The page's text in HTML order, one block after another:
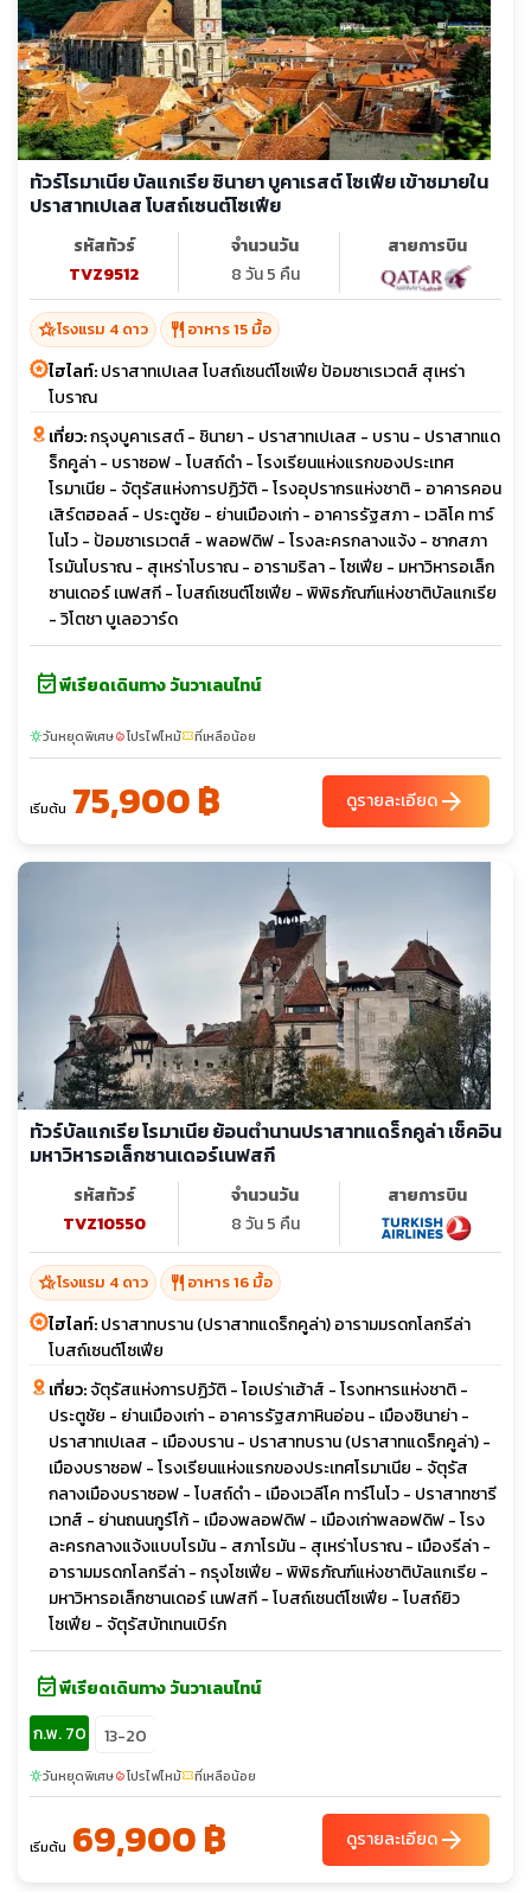
ทัวร์โรมาเนีย บัลแกเรีย ซินายา บูคาเรสต์ โซเฟีย เข้าชมายใน
ปราสาทเปเลส โบสถ์เซนต์โซเฟีย
รหัสทัวร์
TVZ9512
จำนวนวัน
8 วัน 5 คืน
สายการบิน
hotel_classโรงแรม 4 ดาว restaurant อาหาร 15 มื้อ
ไฮไลท์:ปราสาทเปเลส โบสถ์เซนต์โซเฟีย ป้อมซาเรเวตส์ สุเหร่า
โบราณ
เที่ยว:กรุงบูคาเรสต์ - ชินายา - ปราสาทเปเลส - บราน - ปราสาทแด
ร็กคูล่า - บราซอฟ - โบสถ์ดำ - โรงเรียนแห่งแรกของประเทศ
โรมาเนีย - จัตุรัสแห่งการปฏิวัติ - โรงอุปรากรแห่งชาติ - อาคารคอน
เสิร์ตฮอลล์ - ประตูชัย - ย่านเมืองเก่า - อาคารรัฐสภา - เวลิโค ทาร์
โนโว - ป้อมซาเรเวตส์ - พลอฟดิฟ - โรงละครกลางแจ้ง - ซากสภา
โรมันโบราณ - สุเหร่าโบราณ - อารามริลา - โซเฟีย - มหาวิหารอเล็ก
ซานเดอร์ เนฟสกี - โบสถ์เซนต์โซเฟีย - พิพิธภัณฑ์แห่งชาติบัลแกเรีย
- วิโตชา บูเลอวาร์ด
event_availableพีเรียดเดินทาง วันวาเลนไทน์
sunnyวันหยุดพิเศษlocal_fire_departmentโปรไฟไหม้confirmation_numberที่เหลือน้อย
เริ่มต้น 75,900 ฿ ดูรายละเอียดarrow_forward
ทัวร์บัลแกเรีย โรมาเนีย ย้อนตำนานปราสาทแดร็กคูล่า เช็คอิน
มหาวิหารอเล็กซานเดอร์เนฟสกี
รหัสทัวร์
TVZ10550
จำนวนวัน
8 วัน 5 คืน
สายการบิน
hotel_classโรงแรม 4 ดาว restaurant อาหาร 16 มื้อ
ไฮไลท์:ปราสาทบราน (ปราสาทแดร็กคูล่า) อารามมรดกโลกรีล่า
โบสถ์เซนต์โซเฟีย
เที่ยว:จัตุรัสแห่งการปฏิวัติ - โอเปร่าเฮ้าส์ - โรงทหารแห่งชาติ -
ประตูชัย - ย่านเมืองเก่า - อาคารรัฐสภาหินอ่อน - เมืองซินาย่า -
ปราสาทเปเลส - เมืองบราน - ปราสาทบราน (ปราสาทแดร็กคูล่า) -
เมืองบราซอฟ - โรงเรียนแห่งแรกของประเทศโรมาเนีย - จัตุรัส
กลางเมืองบราซอฟ - โบสถ์ดำ - เมืองเวลีโค ทาร์โนโว - ปราสาทซารี
เวทส์ - ย่านถนนกูร์โก้ - เมืองพลอฟดิฟ - เมืองเก่าพลอฟดิฟ - โรง
ละครกลางแจ้งแบบโรมัน - สภาโรมัน - สุเหร่าโบราณ - เมืองรีล่า -
อารามมรดกโลกรีล่า - กรุงโซเฟีย - พิพิธภัณฑ์แห่งชาติบัลแกเรีย -
มหาวิหารอเล็กซานเดอร์ เนฟสกี - โบสถ์เซนต์โซเฟีย - โบสถ์ยิว
โซเฟีย - จัตุรัสบัทเทนเบิร์ก
event_availableพีเรียดเดินทาง วันวาเลนไทน์
ก.พ. 70
13-20
sunnyวันหยุดพิเศษlocal_fire_departmentโปรไฟไหม้confirmation_numberที่เหลือน้อย
เริ่มต้น 69,900 ฿ ดูรายละเอียดarrow_forward